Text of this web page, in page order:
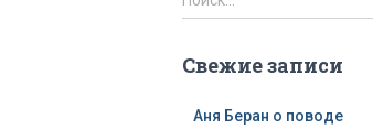
а
т
Свежие записи
Аня Беран о поводе